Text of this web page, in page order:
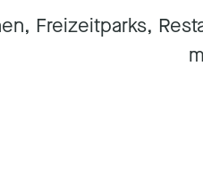
Freizeitparks,